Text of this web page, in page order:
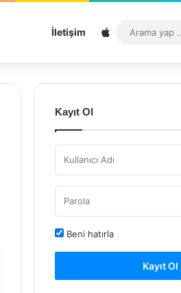
İletişim Sitemap
Kayıt Ol
Beni hatırla
Kayıt Ol